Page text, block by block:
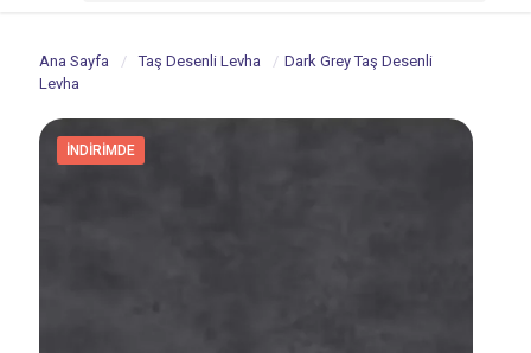
Ana Sayfa / Taş Desenli Levha / Dark Grey Taş Desenli
Levha
İNDIRIMDE